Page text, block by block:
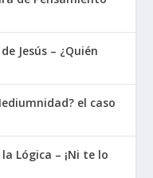
Jesús – ¿Quién
el caso
Lógica – ¡Ni te lo